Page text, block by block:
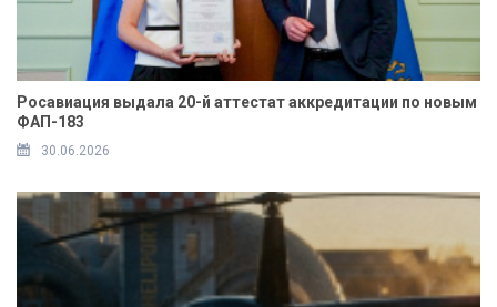
Росавиация выдала 20-й аттестат аккредитации по новым
ФАП-183
30.06.2026